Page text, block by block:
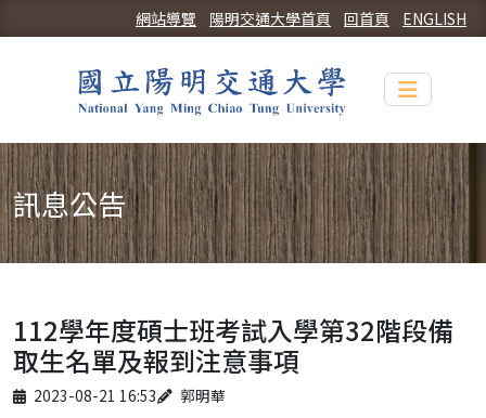
ENGLISH
回首頁
陽明交通大學首頁
網站導覽
Toggle
訊息公告
112學年度碩士班考試入學第32階段備
取生名單及報到注意事項
Published on
2023-08-21 16:53
Author 郭明華